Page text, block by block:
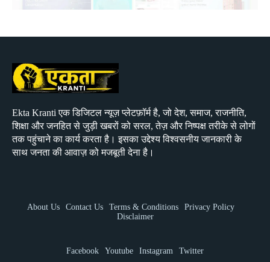
Ekta Kranti एक डिजिटल न्यूज़ प्लेटफ़ॉर्म है, जो देश, समाज, राजनीति,
शिक्षा और जनहित से जुड़ी खबरों को सरल, तेज़ और निष्पक्ष तरीके से लोगों
तक पहुंचाने का कार्य करता है। इसका उद्देश्य विश्वसनीय जानकारी के
साथ जनता की आवाज़ को मजबूती देना है।
About Us Contact Us Terms & Conditions
Privacy Policy
Disclaimer
Facebook Youtube Instagram Twitter